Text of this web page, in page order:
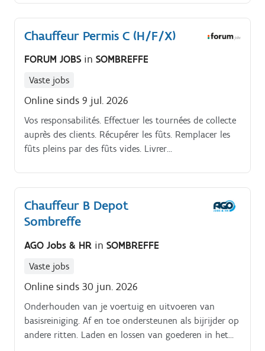
Chauffeur C?.
Chauffeur Permis C (H/F/X)
FORUM JOBS in SOMBREFFE
Vaste jobs
Online sinds 9 jul. 2026
Vos responsabilités. Effectuer les tournées de collecte
auprès des clients. Récupérer les fûts. Remplacer les
fûts pleins par des fûts vides. Livrer
Chauffeur B Depot
Sombreffe
AGO Jobs & HR in SOMBREFFE
Vaste jobs
Online sinds 30 jun. 2026
Onderhouden van je voertuig en uitvoeren van
basisreiniging. Af en toe ondersteunen als bijrijder op
andere ritten. Laden en lossen van goederen in het